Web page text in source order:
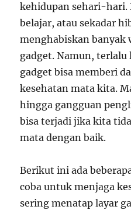
kehidupan sehari-hari.
belajar, atau sekadar
menghabiskan banyak
gadget. Namun, terlalu
gadget bisa memberi
kesehatan mata kita.
hingga gangguan
bisa terjadi jika kita
mata dengan baik.
Berikut ini ada
coba untuk menjaga
sering menatap layar